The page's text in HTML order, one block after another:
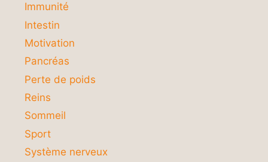
Immunité
Intestin
Motivation
Pancréas
Perte de poids
Reins
Sommeil
Sport
Système nerveux